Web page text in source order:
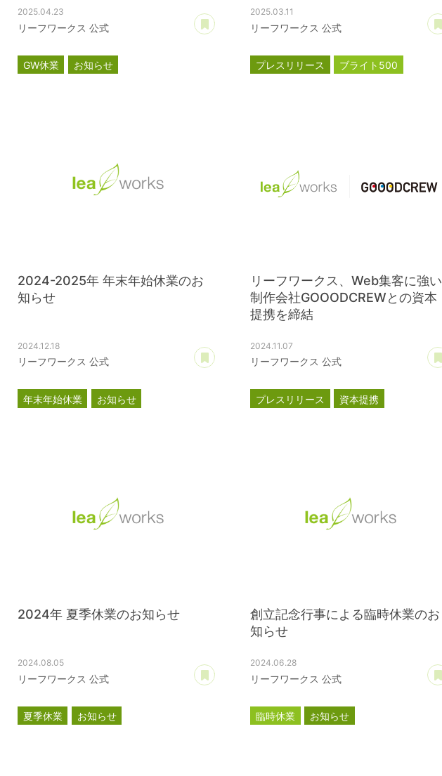
2025.04.23
リーフワークス 公式
あとで読む
GW休業 お知らせ
2025.03.11
リーフワークス 公式
プレスリリース
ブライト500
2024-2025年 年末年始休業のお
知らせ
2024.12.18
リーフワークス 公式
あとで読む
年末年始休業 お知らせ
リーフワークス、Web集客に強い
制作会社GOOODCREWとの資本
提携を締結
2024.11.07
リーフワークス 公式
プレスリリース
資本提携
2024年 夏季休業のお知らせ
2024.08.05
リーフワークス 公式
あとで読む
夏季休業 お知らせ
創立記念行事による臨時休業のお
知らせ
2024.06.28
リーフワークス 公式
臨時休業 お知らせ